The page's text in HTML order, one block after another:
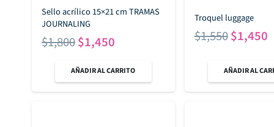
Sello acrílico 15×21 cm TRAMAS
JOURNALING
$1,800El
original
era:
$1,450
actual
es:
AÑADIR AL CARRITO
Troquel luggage
$1,550El
original
era:
$1,450El
AÑADIR AL